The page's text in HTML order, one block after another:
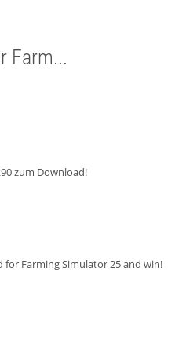
Farm...
zum Download!
Farming Simulator 25 and win!